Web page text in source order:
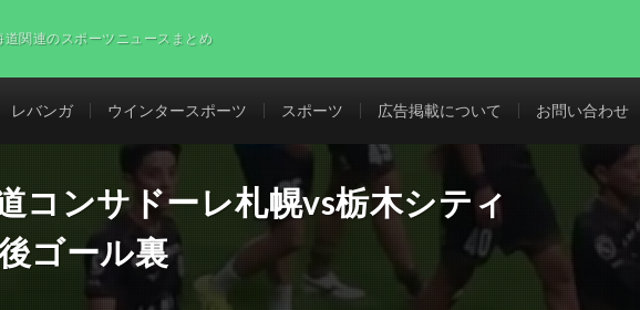
道関連のスポーツニュースまとめ
レバンガ ウインタースポーツ スポーツ 広告掲載について お問い合わせ
コンサドーレ札幌vs栃木シティ
ゴール裏